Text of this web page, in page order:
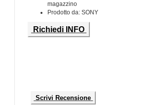
magazzino
Prodotto da: SONY
Richiedi INFO
Scrivi Recensione